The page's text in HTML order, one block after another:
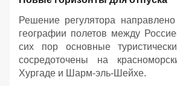
Решение регулятора
географии полетов между
сих пор основные
сосредоточены на
Хургаде и Шарм-эль-Шейхе.